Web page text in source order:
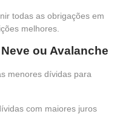
todas as obrigações em
melhores.
ou Avalanche
menores dívidas para
com maiores juros